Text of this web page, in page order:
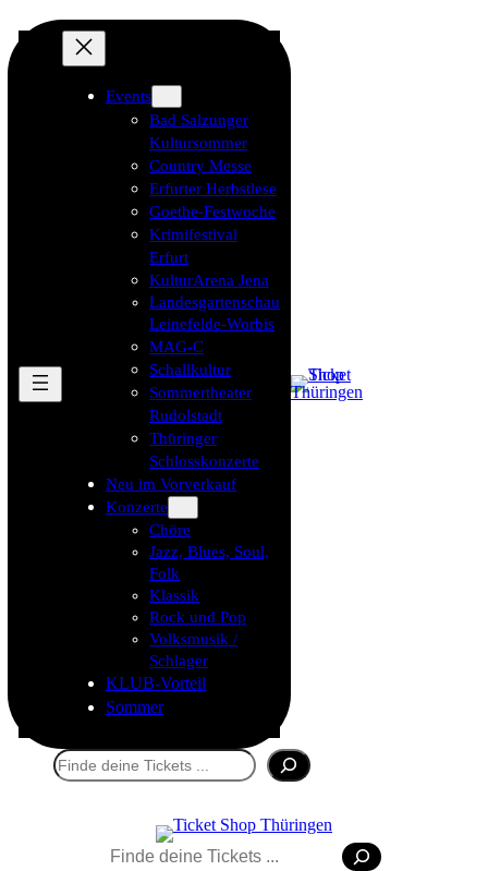
Events
Bad Salzunger
Kultursommer
Country Messe
Erfurter Herbstlese
Goethe-Festwoche
Krimifestival
Erfurt
KulturArena Jena
Landesgartenschau
Leinefelde-Worbis
MAG-C
Schallkultur
Sommertheater
Rudolstadt
Thüringer
Schlosskonzerte
Neu im Vorverkauf
Konzerte
Chöre
Jazz, Blues, Soul,
Folk
Klassik
Rock und Pop
Volksmusik /
Schlager
KLUB-Vorteil
Sommer
Suchen
Suchen